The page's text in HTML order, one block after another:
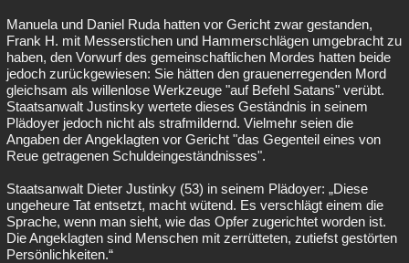
Manuela und Daniel Ruda hatten vor Gericht zwar gestanden,
Frank H. mit Messerstichen und Hammerschlägen umgebracht zu
haben, den Vorwurf des gemeinschaftlichen Mordes hatten beide
jedoch zurückgewiesen: Sie hätten den grauenerregenden Mord
gleichsam als willenlose Werkzeuge "auf Befehl Satans" verübt.
Staatsanwalt Justinsky wertete dieses Geständnis in seinem
Plädoyer jedoch nicht als strafmildernd. Vielmehr seien die
Angaben der Angeklagten vor Gericht "das Gegenteil eines von
Reue getragenen Schuldeingeständnisses".
Staatsanwalt Dieter Justinky (53) in seinem Plädoyer: „Diese
ungeheure Tat entsetzt, macht wütend. Es verschlägt einem die
Sprache, wenn man sieht, wie das Opfer zugerichtet worden ist.
Die Angeklagten sind Menschen mit zerrütteten, zutiefst gestörten
Persönlichkeiten.“